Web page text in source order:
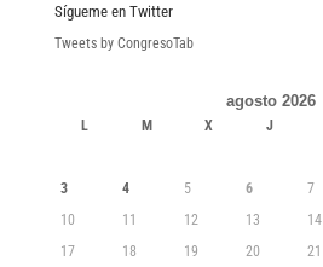
Sígueme en Twitter
Tweets by CongresoTab
agosto 2026
L M X J
3
4 5 6 7
10
11 12 13 14
17
18 19 20 21